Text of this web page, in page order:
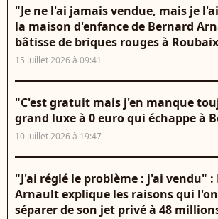
"Je ne l'ai jamais vendue, mais je
la maison d'enfance de Bernard
bâtisse de briques rouges à Roubaix
15 juillet 2026 à 09:41
"C'est gratuit mais j'en manque
grand luxe à 0 euro qui échappe à
10 juillet 2026 à 19:47
"J'ai réglé le problème : j'ai vendu" :
Arnault explique les raisons qui
séparer de son jet privé à 48